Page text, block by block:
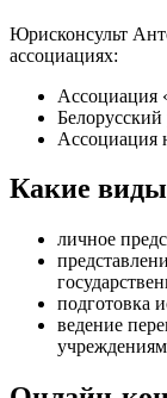
Юрисконсульт
ассоциациях:
Ассоциация
Ассоциация
Какие
личное
подготовка
ведение